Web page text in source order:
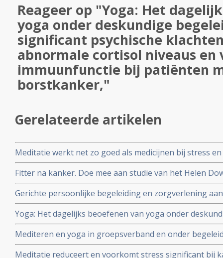
Reageer op "Yoga: Het
yoga onder deskundige
significant psychische
abnormale cortisol niveaus
immuunfunctie bij patiënten
borstkanker,"
Gerelateerde artikelen
Meditatie werkt net zo goed als medicijnen bij stress
analyse van 47 studies
Fitter na kanker. Doe mee aan studie van het Helen
effecten van vermoeidheid na te zijn behandeld voor
Gerichte persoonlijke begeleiding en zorgverlening
vermindert sterfte met 60% op 5-jaars basis in
depressieve ouderen. Vooral geldt dit voor ouderen
Yoga: Het dagelijks beoefenen van yoga onder
significant psychische klachten en herstelt abnormale
immuunfunctie bij patiënten met uitgezaaide
Mediteren en yoga in groepsverband en onder
kwaliteit van leven en psychologische klachten bij
Meditatie reduceert en voorkomt stress significant bij